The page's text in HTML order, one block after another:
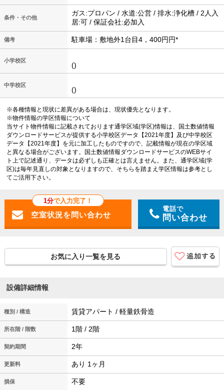
条件・その他
ガス:プロパン / 水道:公営 / 排水:浄化槽 / 2人入
居:可 / 保証会社:必加入
備考 駐車場：敷地外1台目4，400円円*
小学校区
()
中学校区
()
※各種情報と現状に差異がある場合は、現状優先となります。
※物件情報の学区情報について
当サイト物件情報に記載されております通学区域(学区)情報は、国土数値情報
ダウンロードサービスが提供する小学校区データ【2021年度】及び中学校区
データ【2021年度】を元に加工したものですので、記載情報が現在の学区域
と異なる場合がございます。国土数値情報ダウンロードサービスのWEBサイ
ト上で記述通り、データは必ずしも正確とは言えません。また、通学区域(学
区)は毎年見直しの対象となりますので、そちらを踏まえ学区情報は参考とし
てご活用下さい。
1分で入力完了！
電話で
問い合わせ
お気に入り一覧を見る
設備詳細情報
種別 / 構造 賃貸アパート / 軽量鉄骨造
所在階 / 階数 1階 / 2階
契約期間 2年
更新料 あり 1ヶ月
損保 不要